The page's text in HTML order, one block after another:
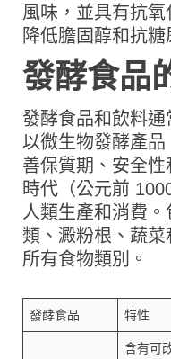
風味，並具有抗
降低膽固醇和抗糖
發酵食品
發酵食品和飲料通
以微生物發酵產
善保質期、安全
時代（公元前
人類生產和消費
類、澱粉根、蔬
所有食物類別。
發酵食品 特性
含有可